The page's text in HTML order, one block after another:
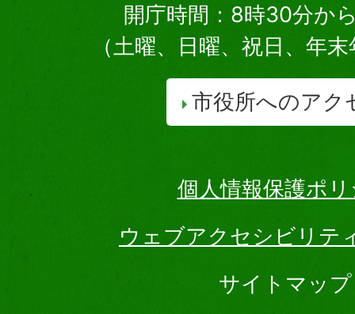
開庁時間：8時30分か
（土曜、日曜、祝日、年
市役所へのアク
個人情報保護ポ
ウェブアクセシビリテ
サイトマップ